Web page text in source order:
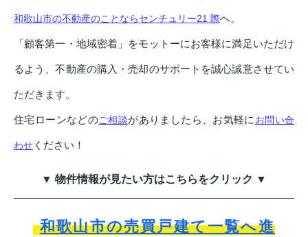
和歌山市の不動産のことならセンチュリー21 際へ。
「顧客第一・地域密着」をモットーにお客様に満足いただけ
るよう、不動産の購入・売却のサポートを誠心誠意させてい
ただきます。
住宅ローンなどのご相談がありましたら、お気軽にお問い合
わせ ください！
▼ 物件情報が見たい方はこちらをクリック ▼
和歌山市の売買戸建て一覧へ進